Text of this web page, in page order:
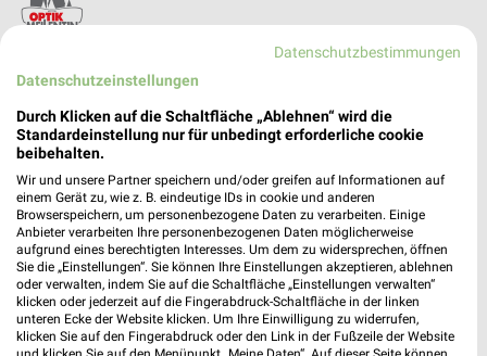
Optik Möckel Prospekte und Angebote
Optik Mücher Filialen & Öffnungszeiten
Datenschutzbestimmungen
Datenschutzeinstellungen
Durch Klicken auf die Schaltfläche „Ablehnen“ wird die
Standardeinstellung nur für unbedingt erforderliche cookie
beibehalten.
Wir und unsere Partner speichern und/oder greifen auf Informationen auf
einem Gerät zu, wie z. B. eindeutige IDs in cookie und anderen
Browserspeichern, um personenbezogene Daten zu verarbeiten. Einige
Anbieter verarbeiten Ihre personenbezogenen Daten möglicherweise
aufgrund eines berechtigten Interesses. Um dem zu widersprechen, öffnen
Sie die „Einstellungen“. Sie können Ihre Einstellungen akzeptieren, ablehnen
oder verwalten, indem Sie auf die Schaltfläche „Einstellungen verwalten“
klicken oder jederzeit auf die Fingerabdruck-Schaltfläche in der linken
unteren Ecke der Website klicken. Um Ihre Einwilligung zu widerrufen,
klicken Sie auf den Fingerabdruck oder den Link in der Fußzeile der Website